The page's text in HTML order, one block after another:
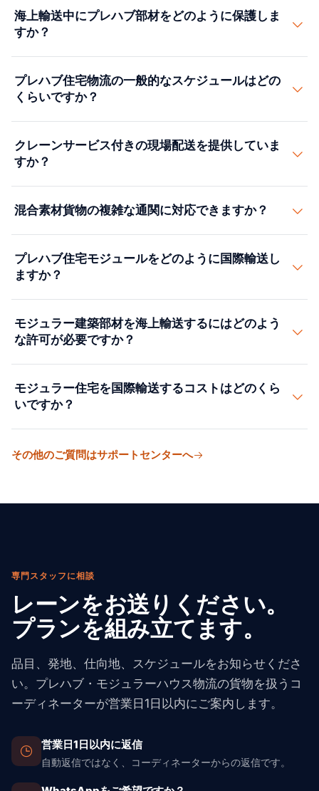
$3,500-$7,000。これらはおおよそのレンジであり——
実際のコストはモジュールサイズ、重量、仕向港、内陸
24時間前に送信する輸入者申告（ISF/10+2）。大型モジ
ュールの場合：仕出港での特別ハンドリング許可と、7-
14日前の港への事前到着通知。仕向地では：IBC/IRC構造
検査、エネルギー評価証明（住宅向けHERS指数）、該
当する場合はHUDコード検査。当社の提携通関業者が申
港（上海、寧波、深圳）への内陸トラックに2-5日。港
での積み込みと通関輸出許可に3-5日。太平洋の海上輸
トラックに3-7日、大型貨物向けの許可／護衛の手配を
伴います。小型モジュール（1つのバスポッド、キッチン
モジュール）の場合、輸送は最短25-30日になります。
マルチモジュール住宅（1戸あたり3-5モジュール、案件
あたり50モジュール以上）の場合、案件全体で45-60日
ーン全体を運用します。
内ユニット、壁パネル、屋根フレーム、バスポッドに対
応します。当社はフラットラック、オープントップ、お
よびルート確認と許可を伴うカスタム内陸輸送を手配し
ます。
海上輸送中にプレハブ部材をどのように保護しま
すか？
レート、防水ラップ、堅固なコンテナ内固定を使用しま
す。フラットパック部材については、1回の輸送でより多
くのユニットを積めるよう、コンテナの積み付けを調整
します。
プレハブ住宅物流の一般的なスケジュールはどの
くらいですか？
日かかります。通関入国と建設現場への内陸配送に3-7
日を追加します。当社は物流のタイミングをお客様の建
設スケジュールに合わせます。
クレーンサービス付きの現場配送を提供していま
すか？
レーン、フォークリフト、吊り作業を手配します。お客
様の建設チームと連携し、モジュールが正しい建設工程
で届くようにします。
混合素材貨物の複雑な通関に対応できますか？
配管の部材が含まれることが多く——それぞれ独自の
HTSコードと関税率を持ちます。当社の提携通関業者
は、関税コストを削減するために各部材を正しく分類し
ます。
プレハブ住宅モジュールをどのように国際輸送し
ますか？
ニット向けにRoRo（ロールオン／ロールオフ）船で、ま
たはモジュール・オン・トレーラー輸送向けに在来／プ
ロジェクト貨物として輸送されます。12m×4m×4m未満
のモジュールには、標準の40'ハイキューブコンテナが
部材に適合します。より大きなモジュール（多くは長さ
RoRo船（Wallenius Wilhelmsen、Höegh Autoliners、
設クレーン会社とも連携します。
モジュラー建築部材を海上輸送するにはどのよう
な許可が必要ですか？
によって変わります。基本要件：HSコードを記載したイ
ンボイス（多くはプレハブ建築物向けの9406）とモジュ
ールごとの完全なサイズを記載したパッキングリスト。
加えて、在来またはRoRoを明記したBill of Lading、海上
保険（$100k超のプロジェクト貨物に必須）、仕出港の
ンドリング許可、7-14日前の港への事前到着通知、高額
はEN、オーストラリアはNCC。エネルギー評価書類も必
要です（米国はHERS、英国はEPC）。米国入国の場合、
モジュラーユニットは据付前にHUDコード（HUDコード
の移動住宅）に適合するか、IBC/IRC検査を取得しなけれ
モジュラー住宅を国際輸送するコストはどのくら
いですか？
ンドリング要件によって大きく変わります。おおよその
キシコ→米国**、越境トラック経由：
$3,500-$7,000（アジアからの海上よりかなり安価）。
**モジュール1台 東欧→西EU**、トラック経由：
€2,500-€6,000。これらは仕向現場でのクレーン賃料（1
日あたり$2,000-$8,000）と現場据付作業を除きます。
案件価格については、海上区間、通関、許可、お客様の
問い合わせください。
その他のご質問はサポートセンターへ
専門スタッフに相談
レーンをお送りください。
プランを組み立てます。
品目、発地、仕向地、スケジュールをお知らせくださ
い。プレハブ・モジュラーハウス物流の貨物を扱うコ
ーディネーターが営業日1日以内にご案内します。
営業日1日以内に返信
自動返信ではなく、コーディネーターからの返信です。